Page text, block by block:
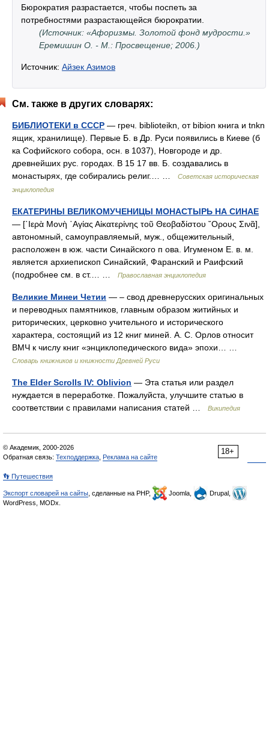
Бюрократия разрастается, чтобы поспеть за
потребностями разрастающейся бюрократии.
(Источник: «Афоризмы. Золотой фонд мудрости.»
Еремишин О. - М.: Просвещение; 2006.)
Источник: Айзек Азимов
См. также в других словарях:
БИБЛИОТЕКИ в СССР — греч. biblioteikn, от bibion книга и tnkn
ящик, хранилище). Первые Б. в Др. Руси появились в Киеве (б
ка Софийского собора, осн. в 1037), Новгороде и др.
древнейших рус. городах. В 15 17 вв. Б. создавались в
монастырях, где собирались религ.… …
Советская историческая
энциклопедия
ЕКАТЕРИНЫ ВЕЛИКОМУЧЕНИЦЫ МОНАСТЫРЬ НА СИНАЕ
— [῾Ιερὰ Μονὴ ῾Αγίας Αἰκατερίνης τοῦ Θεοβαδίστου ῎Ορους Σινᾶ],
автономный, самоуправляемый, муж., общежительный,
расположен в юж. части Синайского п ова. Игуменом Е. в. м.
является архиепископ Синайский, Фаранский и Раифский
(подробнее см. в ст.… …
Православная энциклопедия
Великие Минеи Четии — – свод древнерусских оригинальных
и переводных памятников, главным образом житийных и
риторических, церковно учительного и исторического
характера, состоящий из 12 книг миней. А. С. Орлов относит
ВМЧ к числу книг «энциклопедического вида» эпохи… …
Словарь книжников и книжности Древней Руси
The Elder Scrolls IV: Oblivion — Эта статья или раздел
нуждается в переработке. Пожалуйста, улучшите статью в
соответствии с правилами написания статей …
Википедия
18+
© Академик, 2000-2026
Обратная связь: Техподдержка Реклама на сайте
👣 Путешествия
Экспорт словарей на сайты , сделанные на PHP, Joomla,
Drupal,
WordPress, MODx.